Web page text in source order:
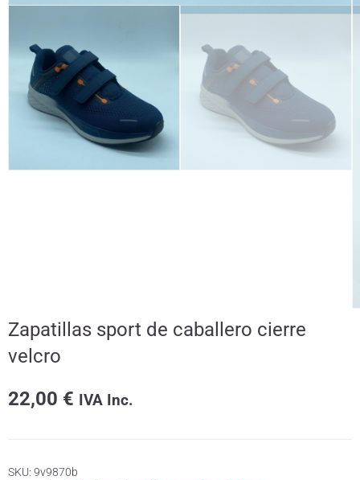
Zapatillas sport de caballero cierre
velcro
22,00 € IVA Inc.
SKU: 9v9870b